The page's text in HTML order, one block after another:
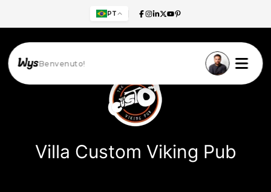
PT
Benvenuto!
Villa Custom Viking Pub